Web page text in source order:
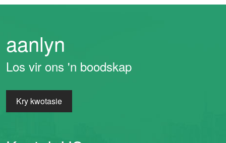
aanlyn
Los vir ons 'n boodskap
Kry kwotasie